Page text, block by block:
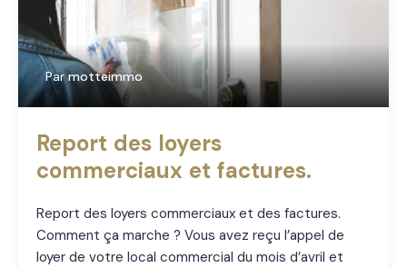
Par motteimmo
Report des loyers
commerciaux et factures.
Report des loyers commerciaux et des factures.
Comment ça marche ? Vous avez reçu l’appel de
loyer de votre local commercial du mois d’avril et